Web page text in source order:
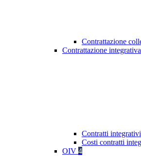
Contrattazione
Contrattazione integrativa
Contratti integrativi
Costi contratti
OIV 4